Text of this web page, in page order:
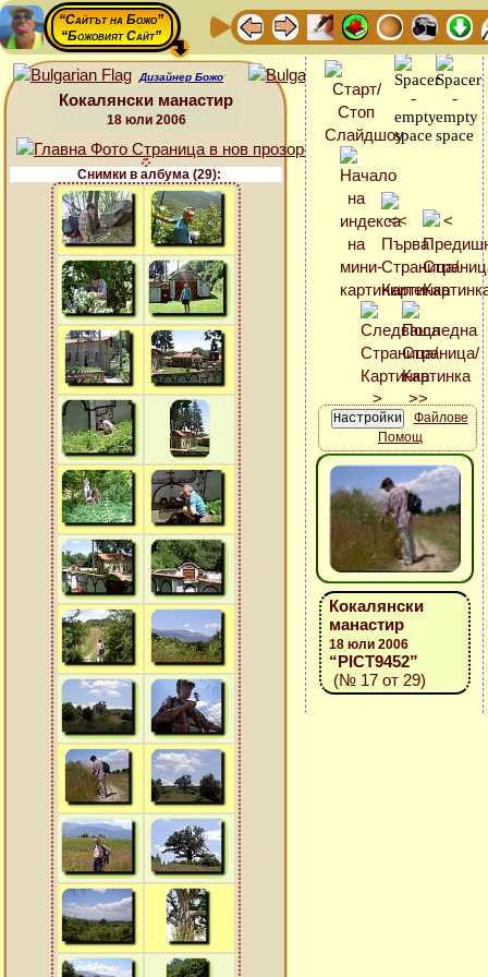
“Сайтът на Божо”
“Божовият Сайт”
Дизайнер Божо
Кокалянски манастир
18 юли 2006
Снимки в албума (29):
Файлове
Помощ
Кокалянски
манастир
18 юли 2006
“PICT9452”
(№ 17 от 29)